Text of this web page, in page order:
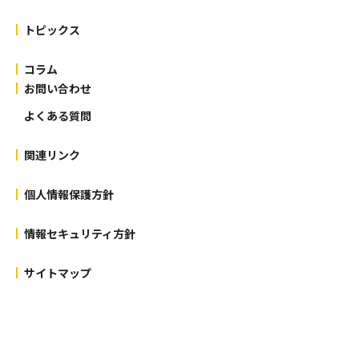
トピックス
コラム
お問い合わせ
よくある質問
関連リンク
個人情報保護方針
情報セキュリティ方針
サイトマップ